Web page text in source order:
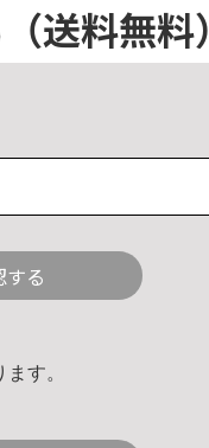
（送料無料）
る
す。